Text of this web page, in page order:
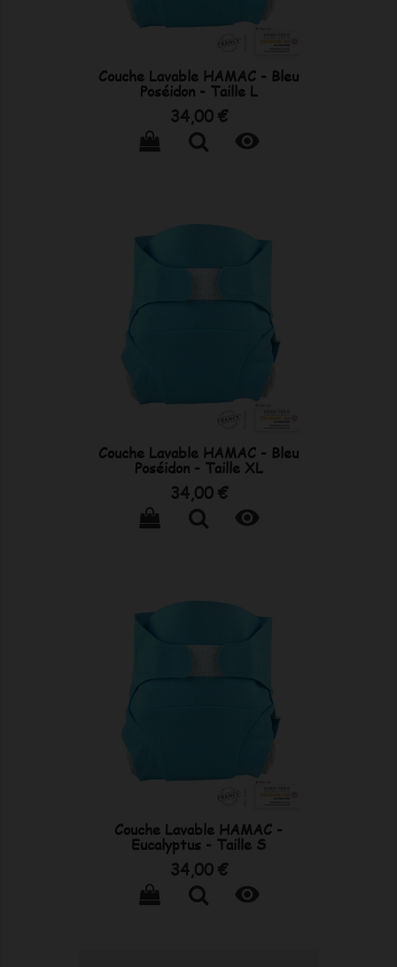
Couche Lavable HAMAC - Bleu
Poséidon - Taille L
Prix
34,00 €

Couche Lavable HAMAC - Bleu
Poséidon - Taille XL
Prix
34,00 €

Couche Lavable HAMAC -
Eucalyptus - Taille S
Prix
34,00 €
